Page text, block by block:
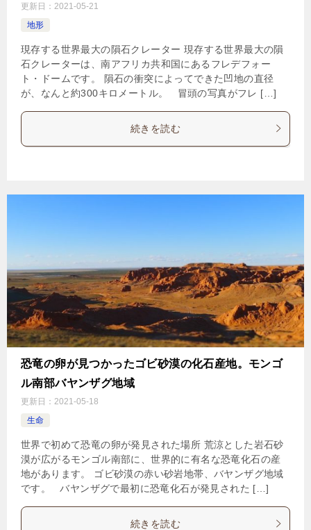
更新日： 2021-05-21
地形
現存する世界最大の隕石クレーター 現存する世界最大の隕
石クレーターは、南アフリカ共和国にあるフレデフォー
ト・ドームです。 隕石の衝突によってできた凹地の直径
が、なんと約300キロメートル。 冒頭の写真がフレ […]
続きを読む
恐竜の卵が見つかったゴビ砂漠の化石産地。モンゴ
ル南部バヤンザグ地域
更新日： 2021-05-18
生命
世界で初めて恐竜の卵が発見された場所 荒涼とした岩石砂
漠が広がるモンゴル南部に、世界的に有名な恐竜化石の産
地があります。 ゴビ砂漠の赤い砂岩地帯、バヤンザグ地域
です。 バヤンザグで最初に恐竜化石が発見された […]
続きを読む